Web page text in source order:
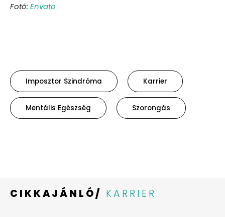
Fotó: Envato
Imposztor Szindróma Karrier
Mentális Egészség Szorongás
CIKKAJÁNLÓ/ KARRIER